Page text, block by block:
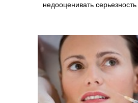
недооценивать серьезность